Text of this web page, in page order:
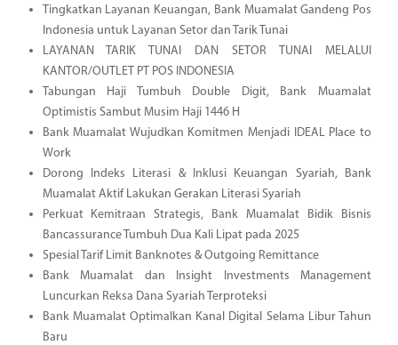
Tingkatkan Layanan Keuangan, Bank Muamalat Gandeng Pos
Indonesia untuk Layanan Setor dan Tarik Tunai
LAYANAN TARIK TUNAI DAN SETOR TUNAI MELALUI
KANTOR/OUTLET PT POS INDONESIA
Tabungan Haji Tumbuh Double Digit, Bank Muamalat
Optimistis Sambut Musim Haji 1446 H
Bank Muamalat Wujudkan Komitmen Menjadi IDEAL Place to
Work
Dorong Indeks Literasi & Inklusi Keuangan Syariah, Bank
Muamalat Aktif Lakukan Gerakan Literasi Syariah
Perkuat Kemitraan Strategis, Bank Muamalat Bidik Bisnis
Bancassurance Tumbuh Dua Kali Lipat pada 2025
Spesial Tarif Limit Banknotes & Outgoing Remittance
Bank Muamalat dan Insight Investments Management
Luncurkan Reksa Dana Syariah Terproteksi
Bank Muamalat Optimalkan Kanal Digital Selama Libur Tahun
Baru